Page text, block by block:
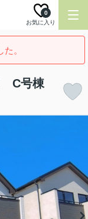
お気に入り
0
。
C号棟